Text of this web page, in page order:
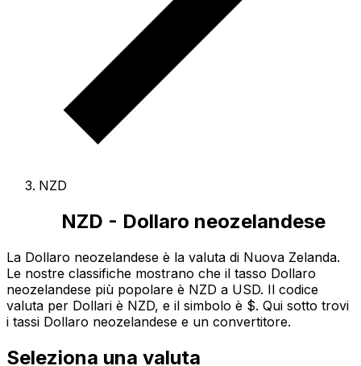
NZD
NZD - Dollaro neozelandese
La Dollaro neozelandese è la valuta di Nuova Zelanda.
Le nostre classifiche mostrano che il tasso Dollaro
neozelandese più popolare è NZD a USD. Il codice
valuta per Dollari è NZD, e il simbolo è $. Qui sotto trovi
i tassi Dollaro neozelandese e un convertitore.
Seleziona una valuta